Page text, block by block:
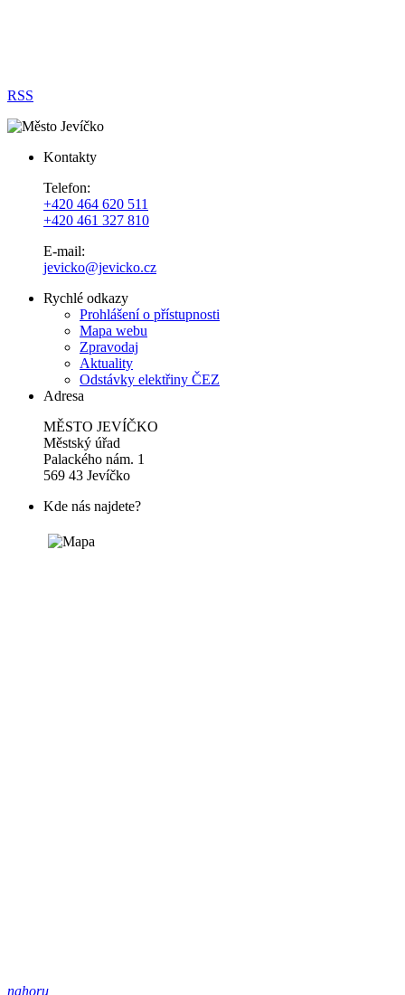
RSS
Kontakty
Telefon:
+420 464 620 511
+420 461 327 810
E-mail:
jevicko@jevicko.cz
Rychlé odkazy
Prohlášení o přístupnosti
Mapa webu
Zpravodaj
Aktuality
Odstávky elektřiny ČEZ
Adresa
MĚSTO JEVÍČKO
Městský úřad
Palackého nám. 1
569 43 Jevíčko
Kde nás najdete?
nahoru